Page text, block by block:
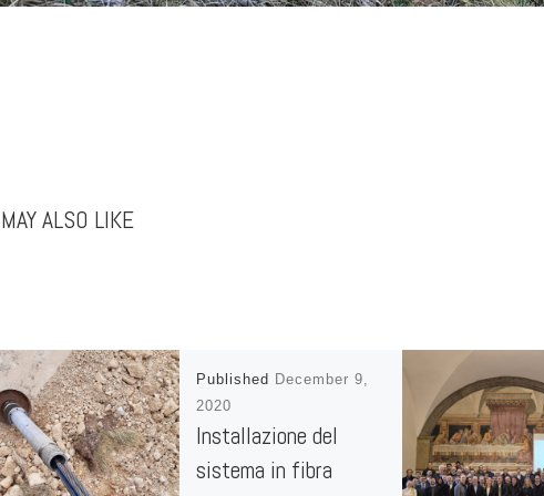
ALSO LIKE
Published December 9,
2020
Installazione del
sistema in fibra